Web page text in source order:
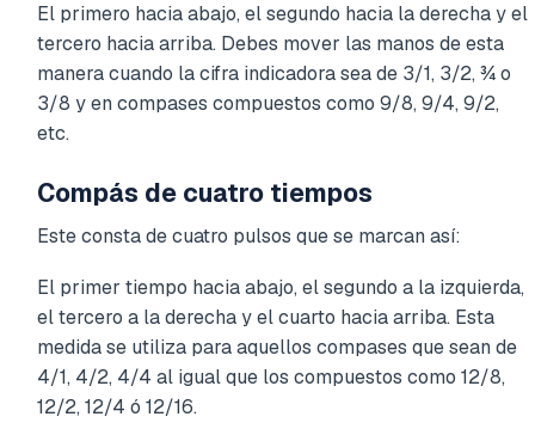
El primero hacia abajo, el segundo hacia la derecha y el
tercero hacia arriba. Debes mover las manos de esta
manera cuando la cifra indicadora sea de 3/1, 3/2, ¾ o
3/8 y en compases compuestos como 9/8, 9/4, 9/2,
etc.
Compás de cuatro tiempos
Este consta de cuatro pulsos que se marcan así:
El primer tiempo hacia abajo, el segundo a la izquierda,
el tercero a la derecha y el cuarto hacia arriba. Esta
medida se utiliza para aquellos compases que sean de
4/1, 4/2, 4/4 al igual que los compuestos como 12/8,
12/2, 12/4 ó 12/16.